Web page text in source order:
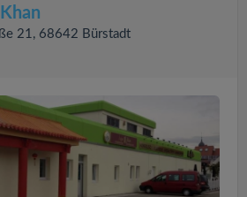
21, 68642 Bürstadt